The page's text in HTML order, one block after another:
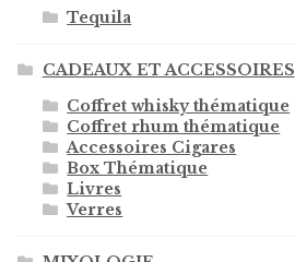
Tequila
CADEAUX ET ACCESSOIRES
Coffret whisky thématique
Coffret rhum thématique
Accessoires Cigares
Box Thématique
Livres
Verres